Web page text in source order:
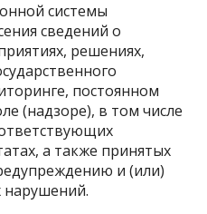
системы
сведений о
решениях,
постоянном
(надзоре), в том числе
а также принятых
и (или)